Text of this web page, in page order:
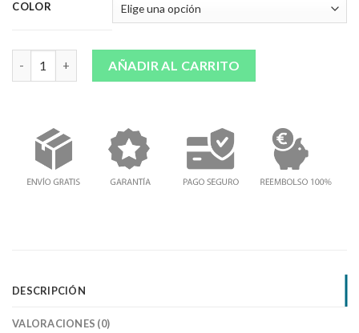
COLOR
AÑADIR AL CARRITO
DESCRIPCIÓN
VALORACIONES (0)